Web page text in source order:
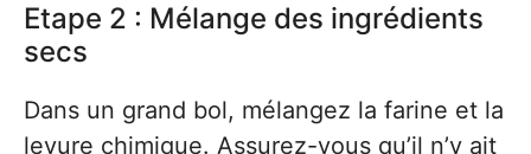
Etape 2 : Mélange des ingrédients
secs
Dans un grand bol, mélangez la farine et la
levure chimique. Assurez-vous qu’il n’y ait